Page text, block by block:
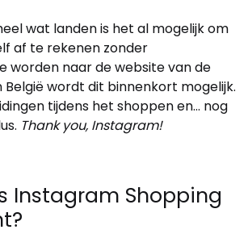
wat landen is het al mogelijk om
af te rekenen zonder
worden naar de website van de
België wordt dit binnenkort mogelijk.
tijdens het shoppen en… nog
Thank you, Instagram!
Instagram Shopping